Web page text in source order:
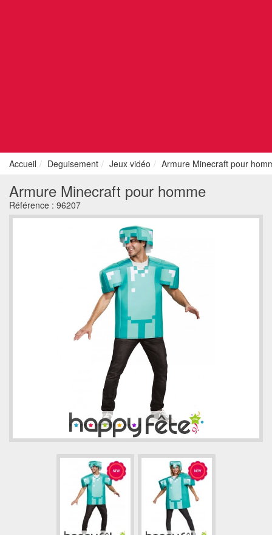
Accueil Deguisement Jeux vidéo Armure Minecraft pour
Armure Minecraft pour homme
Référence : 96207